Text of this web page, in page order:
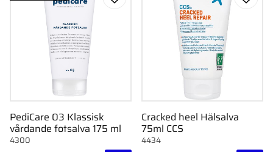
PediCare 03 Klassisk
vårdande fotsalva 175 ml
4300
Lägg till i favoriter
Cracked heel Hälsalva
75ml CCS
4434
Lägg